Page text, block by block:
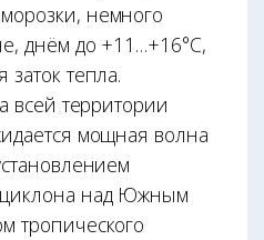
немного
днём до +11…+16°С,
заток тепла.
всей территории
мощная волна
над Южным
тропического